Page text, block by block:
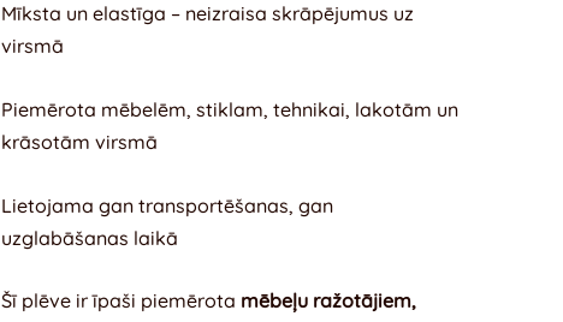
Mīksta un elastīga – neizraisa skrāpējumus uz
virsmā
Piemērota mēbelēm, stiklam, tehnikai, lakotām un
krāsotām virsmā
Lietojama gan transportēšanas, gan
uzglabāšanas laikā
Šī plēve ir īpaši piemērota mēbeļu ražotājiem,